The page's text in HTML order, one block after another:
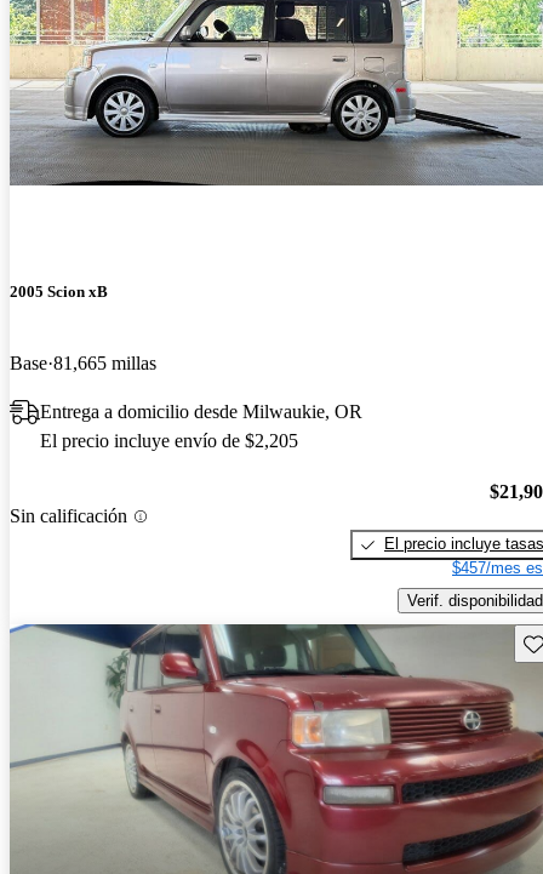
2005 Scion xB
Base 81,665 millas
Entrega a domicilio desde Milwaukie, OR
El precio incluye envío de $2,205
Sin calificación
El precio incluye tasas
$457/mes
Verif. disponibilidad